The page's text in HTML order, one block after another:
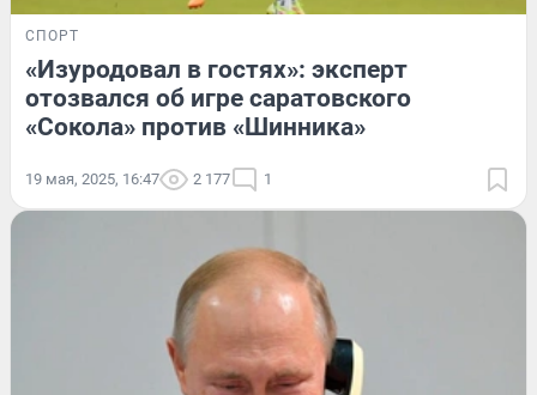
СПОРТ
«Изуродовал в гостях»: эксперт
отозвался об игре саратовского
«Сокола» против «Шинника»
19 мая, 2025, 16:47 2 177 1